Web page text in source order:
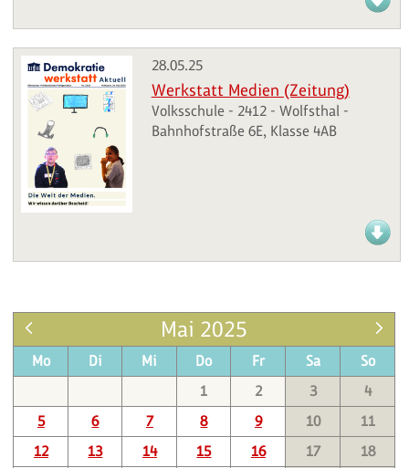
28.05.25
Werkstatt Medien (Zeitung)
Volksschule - 2412 - Wolfsthal -
Bahnhofstraße 6E, Klasse 4AB
Mai 2025
Mo Di Mi Do Fr Sa
So
1
2 3
4
5
6 7 8 9 10
11
12
13 14 15 16 17
18